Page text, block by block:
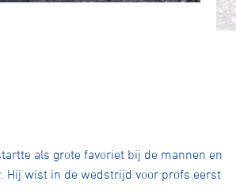
als grote favoriet bij de mannen en
Hij wist in de wedstrijd voor profs eerst